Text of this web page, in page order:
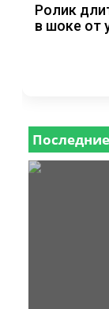
Ролик
в шоке от